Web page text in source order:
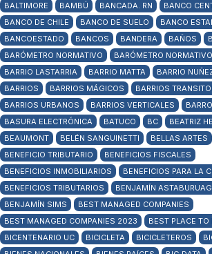
BALTIMORE
BAMBÚ BANCADA. RN
BANCO
BANCO DE CHILE
BANCO DE SUELO BANCO
BANCOESTADO
BANCOS BANDERA BAÑOS
BARÓMETRO NORMATIVO
BARÓMETRO
BARRIO LASTARRIA
BARRIO MATTA BARRIO
BARRIOS
BARRIOS MÁGICOS
BARRIOS
BARRIOS URBANOS
BARRIOS VERTICALES
BASURA ELECTRÓNICA
BATUCO BC BEATRIZ
BEAUMONT
BELÉN SANGUINETTI BELLAS ARTES
BENEFICIO TRIBUTARIO
BENEFICIOS FISCALES
BENEFICIOS INMOBILIARIOS
BENEFICIOS PARA LA
BENEFICIOS TRIBUTARIOS
BENJAMÍN ASTABURUAG
BENJAMÍN SIMS
BEST MANAGED COMPANIES
BEST MANAGED COMPANIES 2023
BEST PLACE TO
BICENTENARIO UC
BICICLETA BICICLETEROS